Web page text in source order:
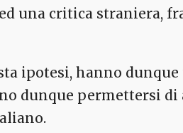
una critica straniera,
ipotesi, hanno
dunque permettersi